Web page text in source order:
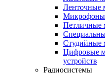
Ленточные
Микрофоны
Петличные
Студийные
Цифровые
устройств
Радиосистемы